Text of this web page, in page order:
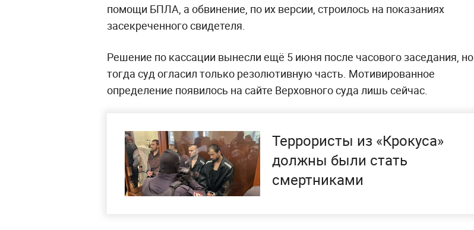
помощи БПЛА, а обвинение, по их версии, строилось на показаниях
засекреченного свидетеля.
Решение по кассации вынесли ещё 5 июня после часового заседания, но
тогда суд огласил только резолютивную часть. Мотивированное
определение появилось на сайте Верховного суда лишь сейчас.
Террористы из «Крокуса»
должны были стать
смертниками